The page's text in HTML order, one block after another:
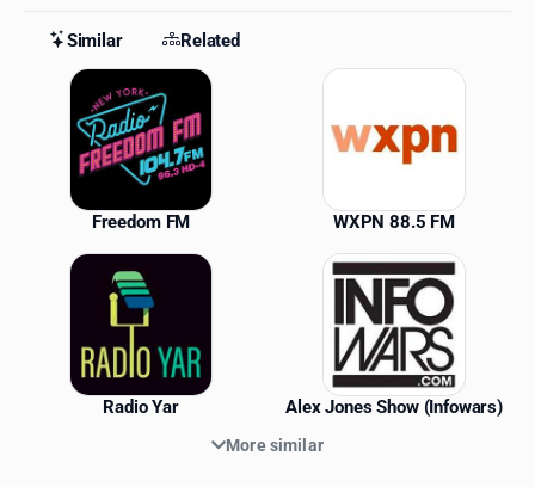
Similar Related
Similar Stations
Freedom FM WXPN 88.5 FM
Radio Yar Alex Jones Show (Infowars)
More similar